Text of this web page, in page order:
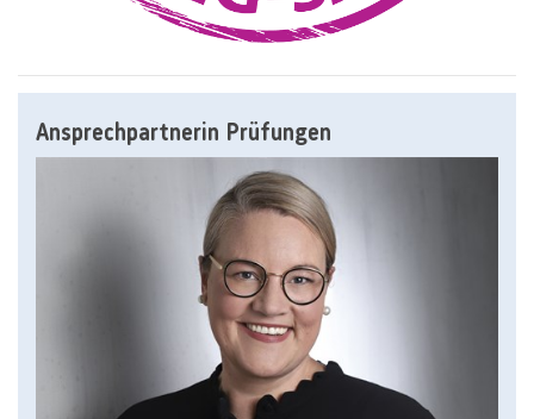
Ansprechpartnerin Prüfungen